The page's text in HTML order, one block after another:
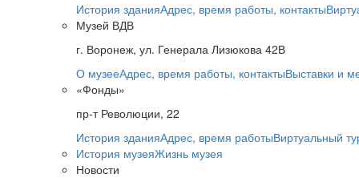
История зданияАдрес, время работы, контакты
Музей ВДВ
г. Воронеж, ул. Генерала Лизюкова 42В
О музееАдрес, время работы, контактыВыставки и
«Фонды»
пр-т Революции, 22
История зданияАдрес, время работыВиртуальный
История музеяЖизнь музея
Новости